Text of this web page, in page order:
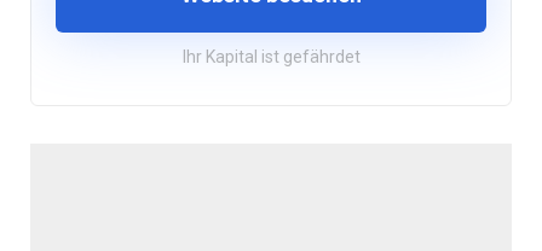
Ihr Kapital ist gefährdet